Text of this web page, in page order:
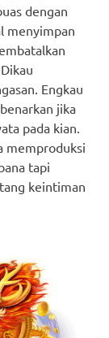
dengan
menyimpan
Engkau
jika
pada kian.
memproduksi
tapi
keintiman